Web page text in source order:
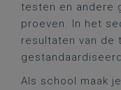
testen en andere
proeven. In het
resultaten van de
Als school maak je